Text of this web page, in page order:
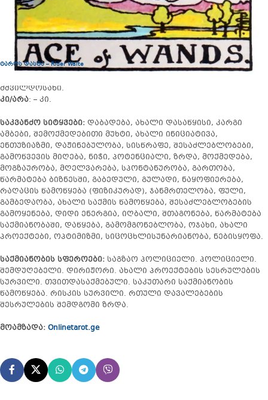
ტაროს დასტა – Rider Waite
მშვილდოსანი.
კი/არა: – კი.
საკვანძო სიტყვები: დაბადება, ახალი დასაწყისი, კარგი
ამბები, შემოქმედებითი მუხტი, ახალი ინიციატივა,
ენთუზიაზმი, დაჟინებულობა, სისწრაფე, შესაძლებლობები,
გამოწვევის მიღება, ნიჭი, პოტენციალი, ზრდა, მოქმედება,
მოგზაურობა, მღელვარება, სპონტანურობა, გართობა,
წარმატება ბიზნესში, გაბედული, გულადი, ნაყოფიერება,
რაღაცის წამოწყება (ფიზიკურად), ჯანმრთელობა, ფული,
გამბედაობა, ახალი საქმის წამოწყება, შესაძლებლობების
გამოყენება, დიდი ენერგია, იღბალი, შთაგონება, წარმატება
საქმიანობაში, დაწყება, გამომგონებლობა, ოჯახი, ახალი
პროექტები, ოპტიმიზმი, სიცოცხლისუნარიანობა, ნებისყოფა.
საქმიანობის სფეროები: საგზაო პოლიციელი. პოლიციელი.
შემდუღებელი. დირიჟორი. ახალი პროექტების სესრულების
სურვილი. თვითდასაქმებული. საკუთარი საქმიანობის
წამოწყება. რისკის სურვილი. რთული დავალებების
შესრულების შემდგომი ზრდა.
მოამზადა: Onlinetarot.ge